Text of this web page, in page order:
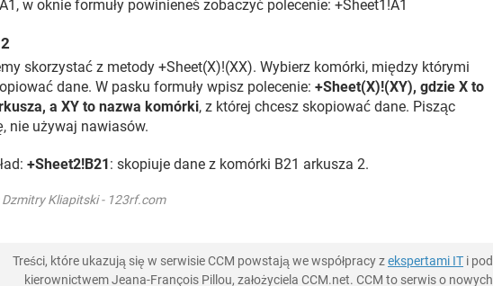
w oknie formuły powinieneś zobaczyć polecenie: +Sheet1!A1
skorzystać z metody +Sheet(X)!(XX). Wybierz komórki, między którymi
dane. W pasku formuły wpisz polecenie: +Sheet(X)!(XY), gdzie X to
a XY to nazwa komórki, z której chcesz skopiować dane. Pisząc
nie używaj nawiasów.
+Sheet2!B21 : skopiuje dane z komórki B21 arkusza 2.
Kliapitski - 123rf.com
Treści, które ukazują się w serwisie CCM powstają we współpracy zekspertami IT i pod
kierownictwem Jeana-François Pillou, założyciela CCM.net. CCM to serwis o nowych